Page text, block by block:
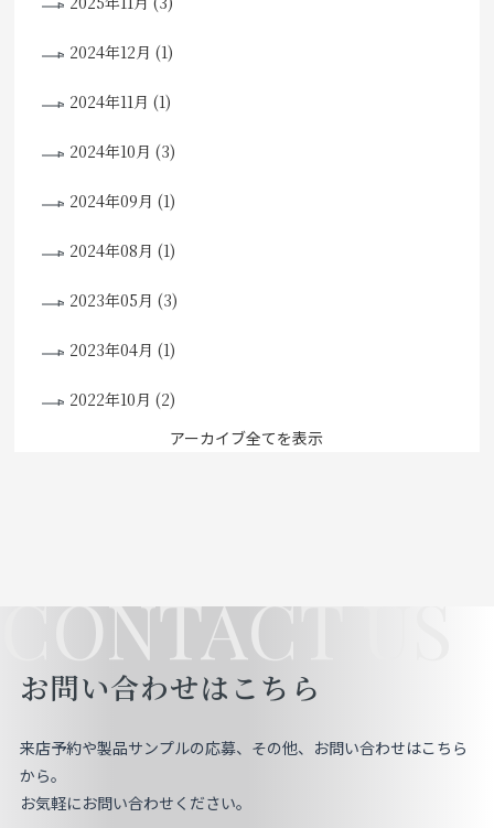
2024年12月 (1)
2024年11月 (1)
2024年10月 (3)
2024年09月 (1)
2024年08月 (1)
2023年05月 (3)
2023年04月 (1)
2022年10月 (2)
アーカイブ全てを表示
CONTACT US
お問い合わせはこちら
来店予約や製品サンプルの応募、その他、お問い合わせはこちら
から。
お気軽にお問い合わせください。